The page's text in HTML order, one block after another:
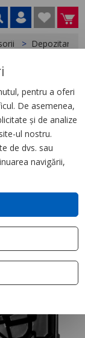
Depozitare
en
pentru a oferi
De asemenea,
și de analize
ul nostru.
de dvs. sau
navigării,